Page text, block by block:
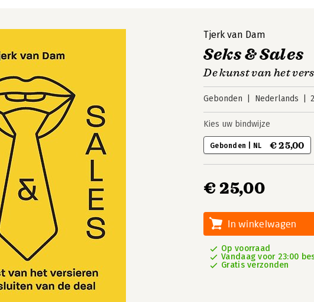
Tjerk van Dam
Seks & Sales
De kunst van het
Gebonden Nederlands
Kies uw bindwijze
Gebonden | NL € 25,00
€ 25,00
In winkelwagen
Op voorraad
Vandaag voor 23:00
Gratis verzonden